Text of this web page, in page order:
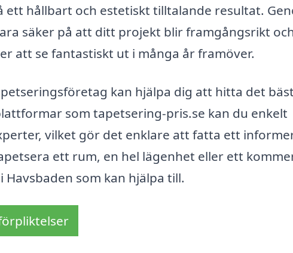
hållbart och estetiskt tilltalande resultat.
säker på att ditt projekt blir framgångsrikt
att se fantastiskt ut i många år framöver.
kan hjälpa dig att hitta det
som tapetsering-pris.se kan du enkelt
vilket gör det enklare att fatta ett
ett rum, en hel lägenhet eller ett
som kan hjälpa till.